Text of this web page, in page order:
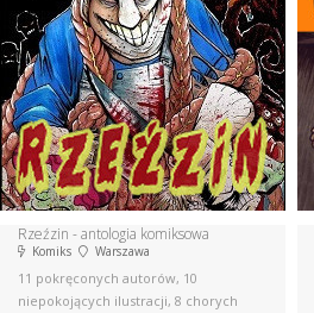
Rzeźzin - antologia komiksowa
Komiks Warszawa
11 pokręconych autorów, 10
niepokojących ilustracji, 8 chorych